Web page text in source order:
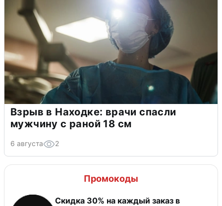
Взрыв в Находке: врачи спасли
мужчину с раной 18 см
6 августа 2
Промокоды
Скидка 30% на каждый заказ в